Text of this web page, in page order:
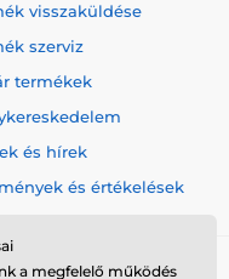
visszaküldése
szerviz
termékek
és hírek
és értékelések
a megfelelő működés